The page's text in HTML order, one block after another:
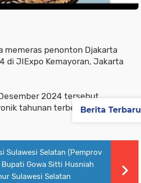
memeras penonton Djakarta
di JIExpo Kemayoran, Jakarta
2024 tersebut
tahunan terbesar di Asia
Sulawesi Selatan (Pemprov
Gowa Sitti Husniah
Sulawesi Selatan
Berita Terbaru